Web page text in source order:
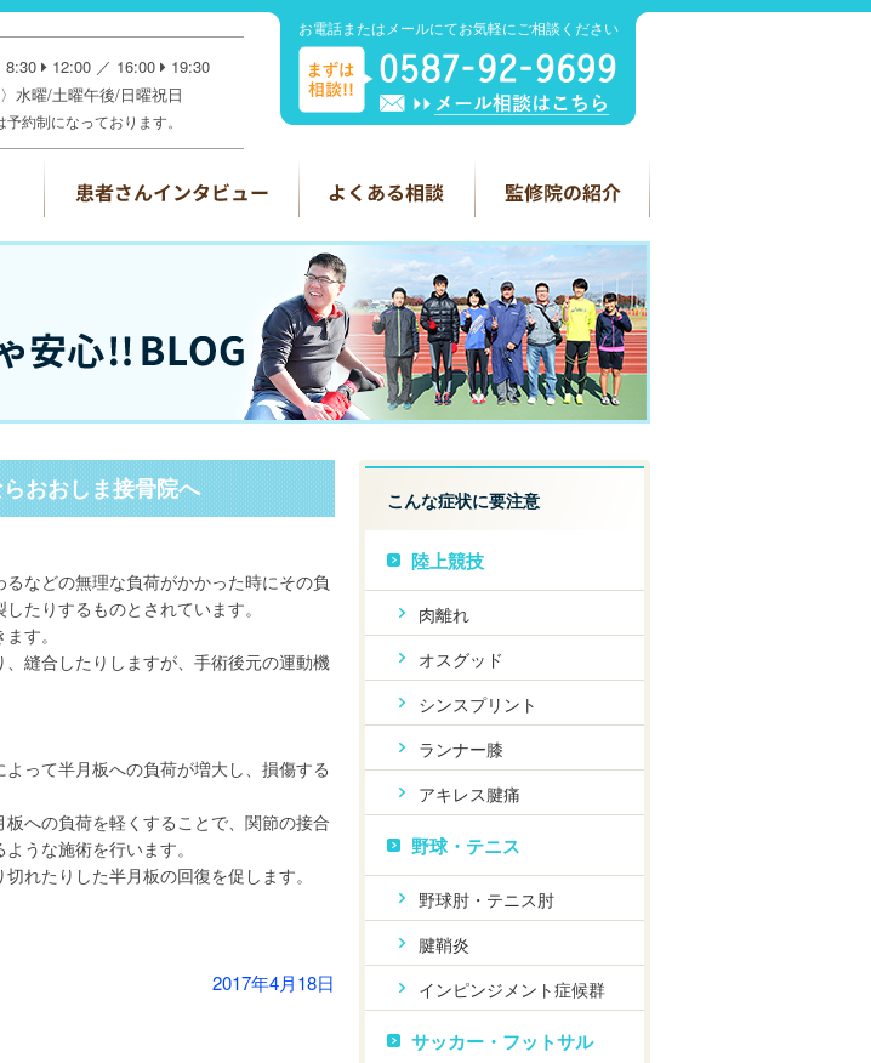
12:00 ／ 16:00
19:30
〉水曜/土曜午後/日曜祝日
予約制になっております。
お電話またはメールにてお気軽にご相談ください
おおしま接骨院へ
などの無理な負荷がかかった時にその負
たりするものとされています。
す。
縫合したりしますが、手術後元の運動機
って半月板への負荷が増大し、損傷する
への負荷を軽くすることで、関節の接合
うな施術を行います。
れたりした半月板の回復を促します。
2017年4月18日
こんな症状に要注意
陸上競技
肉離れ
オスグッド
シンスプリント
ランナー膝
アキレス腱痛
野球・テニス
野球肘・テニス肘
腱鞘炎
インピンジメント症候群
サッカー・フットサル